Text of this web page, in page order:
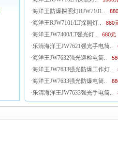
·海洋王防爆探照灯RJW7101..
·海洋王RJW7101/LT探照灯.. 880
·海洋王JW7400/LT强光灯.. 680元
·乐清海洋王JW7621强光手电筒..
·海洋王JW7632强光巡检电筒..
·海洋王JW7633强光防爆工作灯..
·海洋王JW7633强光防爆电筒..
·乐清海洋王JW7633强光手电筒..